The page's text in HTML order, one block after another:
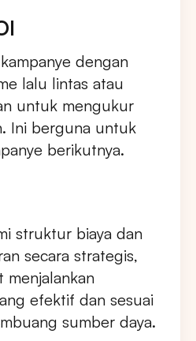
dengan
lalu lintas atau
untuk mengukur
Ini berguna untuk
berikutnya.
struktur biaya dan
secara strategis,
menjalankan
efektif dan sesuai
sumber daya.